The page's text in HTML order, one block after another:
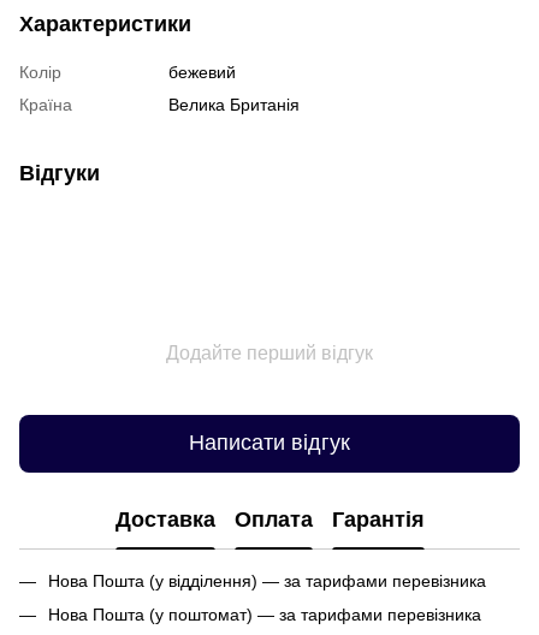
Характеристики
Колір
бежевий
Країна
Велика Британія
Відгуки
Додайте перший відгук
Написати відгук
Доставка Оплата Гарантія
Нова Пошта (у відділення) — за тарифами перевізника
Нова Пошта (у поштомат) — за тарифами перевізника